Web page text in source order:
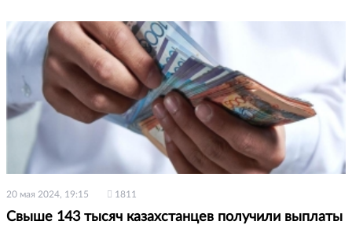
20 мая 2024, 19:15 1811
Свыше 143 тысяч казахстанцев получили выплаты